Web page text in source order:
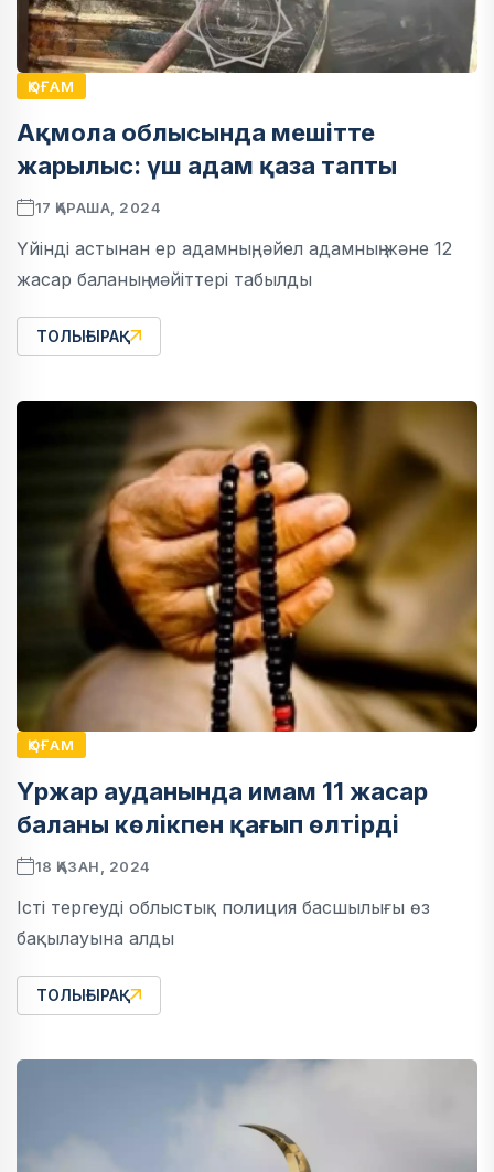
ҚОҒАМ
Ақмола облысында мешітте
жарылыс: үш адам қаза тапты
17 ҚАРАША, 2024
Үйінді астынан ер адамның, әйел адамның және 12
жасар баланың мәйіттері табылды
ТОЛЫҒЫРАҚ
ҚОҒАМ
Үржар ауданында имам 11 жасар
баланы көлікпен қағып өлтірді
18 ҚАЗАН, 2024
Істі тергеуді облыстық полиция басшылығы өз
бақылауына алды
ТОЛЫҒЫРАҚ